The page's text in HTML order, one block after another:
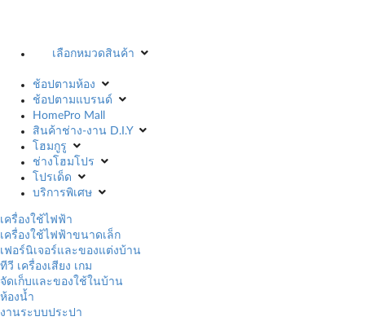
เลือกหมวดสินค้า
ช้อปตามห้อง
ช้อปตามแบรนด์
HomePro Mall
สินค้าช่าง-งาน D.I.Y
โฮมกูรู
ช่างโฮมโปร
โปรเด็ด
บริการพิเศษ
เครื่องใช้ไฟฟ้า
เครื่องใช้ไฟฟ้าขนาดเล็ก
เฟอร์นิเจอร์และของแต่งบ้าน
ทีวี เครื่องเสียง เกม
จัดเก็บและของใช้ในบ้าน
ห้องน้ำ
งานระบบประปา